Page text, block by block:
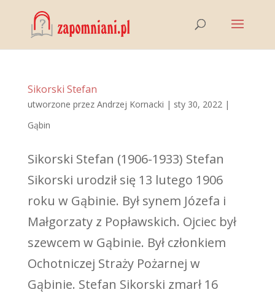
Sikorski Stefan
utworzone przez Andrzej Kornacki | sty 30, 2022|
Gąbin
Sikorski Stefan (1906-1933) Stefan
Sikorski urodził się 13 lutego 1906
roku w Gąbinie. Był synem Józefa i
Małgorzaty z Popławskich. Ojciec był
szewcem w Gąbinie. Był członkiem
Ochotniczej Straży Pożarnej w
Gąbinie. Stefan Sikorski zmarł 16